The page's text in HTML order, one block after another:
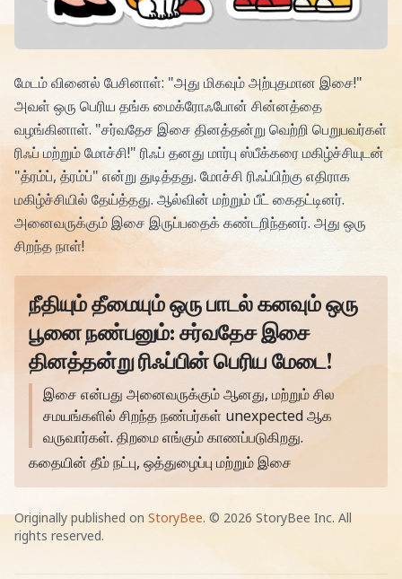
மேடம் வினைல் பேசினாள்: "அது மிகவும் அற்புதமான இசை!"
அவள் ஒரு பெரிய தங்க மைக்ரோஃபோன் சின்னத்தை
வழங்கினாள். "சர்வதேச இசை தினத்தன்று வெற்றி பெறுபவர்கள்
ரிஃப் மற்றும் மோச்சி!" ரிஃப் தனது மார்பு ஸ்பீக்கரை மகிழ்ச்சியுடன்
"த்ரம்ப், த்ரம்ப்" என்று துடித்தது. மோச்சி ரிஃப்பிற்கு எதிராக
மகிழ்ச்சியில் தேய்த்தது. ஆல்வின் மற்றும் பீட் கைதட்டினர்.
அனைவருக்கும் இசை இருப்பதைக் கண்டறிந்தனர். அது ஒரு
சிறந்த நாள்!
நீதியும் தீமையும் ஒரு பாடல் கனவும் ஒரு
பூனை நண்பனும்: சர்வதேச இசை
தினத்தன்று ரிஃப்பின் பெரிய மேடை!
கதையின் நீதிக் கூறு
இசை என்பது அனைவருக்கும் ஆனது, மற்றும் சில
சமயங்களில் சிறந்த நண்பர்கள் unexpected ஆக
வருவார்கள். திறமை எங்கும் காணப்படுகிறது.
கதையின் தீம் நட்பு, ஒத்துழைப்பு மற்றும் இசை
Originally published on StoryBee. © 2026 StoryBee Inc. All
rights reserved.